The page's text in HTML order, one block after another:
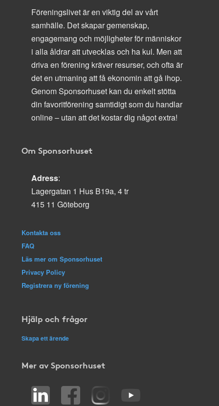
Föreningslivet är en viktig del av vårt
samhälle. Det skapar gemenskap,
engagemang och möjligheter för människor
i alla åldrar att utvecklas och ha kul. Men att
driva en förening kräver resurser, och ofta är
det en utmaning att få ekonomin att gå ihop.
Genom Sponsorhuset kan du enkelt stötta
din favoritförening samtidigt som du handlar
online – utan att det kostar dig något extra!
Om Sponsorhuset
Adress:
Lagergatan 1 Hus B19a, 4 tr
415 11 Göteborg
Kontakta oss
FAQ
Läs mer om Sponsorhuset
Privacy Policy
Registrera ny förening
Hjälp och frågor
Skapa ett ärende
Mer av Sponsorhuset